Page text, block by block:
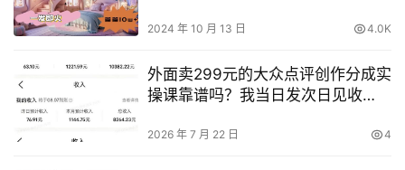
2024 年 10 月 13 日 4.0K
外面卖299元的大众点评创作分成实
操课靠谱吗？我当日发次日见收
2026 年 7 月 22 日 4